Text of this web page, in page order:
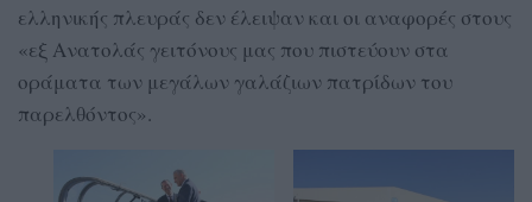
ελληνικής πλευράς δεν έλειψαν και οι αναφορές στους
«εξ Ανατολάς γειτόνους μας που πιστεύουν στα
οράματα των μεγάλων γαλάζιων πατρίδων του
παρελθόντος».